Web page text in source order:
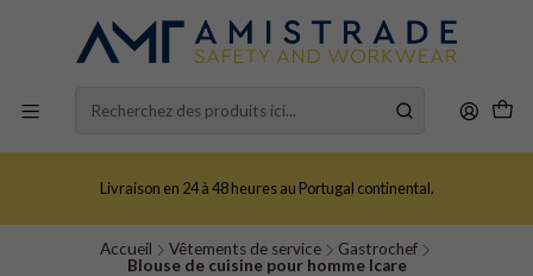
Livraison en 24 à 48 heures au Portugal continental.
Accueil Vêtements de service
Gastrochef
Blouse de cuisine pour homme Icare